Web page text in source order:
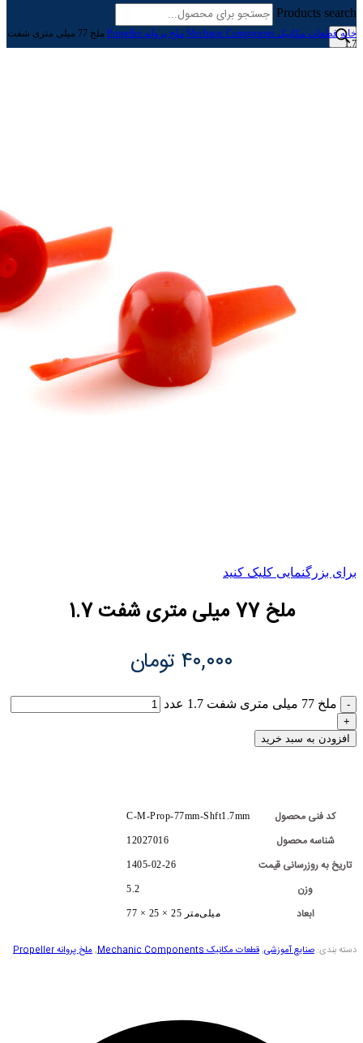
Products search
خانه قطعات مکانیک Mechanic Components ملخ پروانه Propeller
ملخ 77 میلی متری شفت
1.7
برای بزرگنمایی کلیک کنید
ملخ 77 میلی متری شفت 1.7
۴۰,۰۰۰ تومان
ملخ 77 میلی متری شفت 1.7 عدد
افزودن به سبد خرید
کد فنی محصول C-M-Prop-77mm-Shft1.7mm
شناسه محصول 12027016
تاریخ به روزرسانی قیمت 1405-02-26
وزن 5.2
ابعاد 77 × 25 × 25 میلی‌متر
دسته بندی: صنایع آموزشی,قطعات مکانیک Mechanic Components ,ملخ پروانه Propeller